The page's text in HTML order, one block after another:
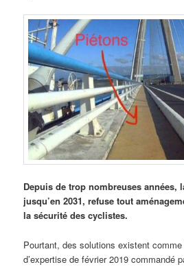
Depuis de trop nombreuses années,
jusqu’en 2031, refuse tout
la sécurité des cyclistes.
Pourtant, des solutions existent
d’expertise de février 2019 commandé